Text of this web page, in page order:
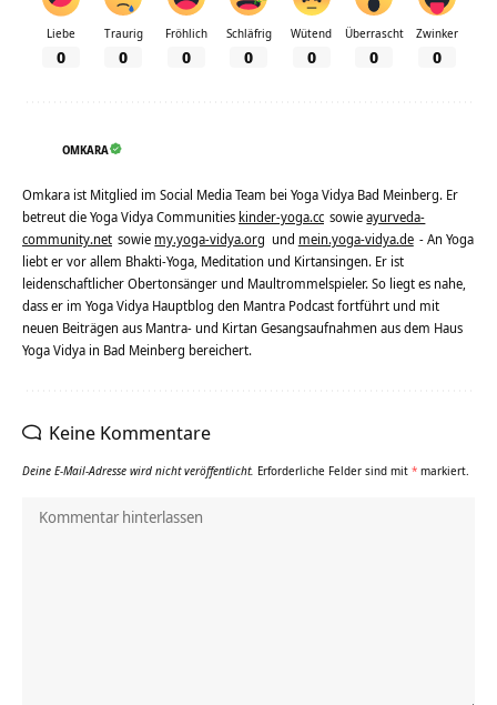
Liebe
0
Traurig
0
Fröhlich
0
Schläfrig
0
Wütend
0
Überrascht
0
Zwinker
0
OMKARA
Omkara ist Mitglied im Social Media Team bei Yoga Vidya Bad Meinberg. Er
betreut die Yoga Vidya Communities kinder-yoga.cc sowieayurveda-
community.net sowie my.yoga-vidya.org und mein.yoga-vidya.de - An Yoga
liebt er vor allem Bhakti-Yoga, Meditation und Kirtansingen. Er ist
leidenschaftlicher Obertonsänger und Maultrommelspieler. So liegt es nahe,
dass er im Yoga Vidya Hauptblog den Mantra Podcast fortführt und mit
neuen Beiträgen aus Mantra- und Kirtan Gesangsaufnahmen aus dem Haus
Yoga Vidya in Bad Meinberg bereichert.
Keine Kommentare
Deine E-Mail-Adresse wird nicht veröffentlicht. Erforderliche Felder sind mit * markiert.